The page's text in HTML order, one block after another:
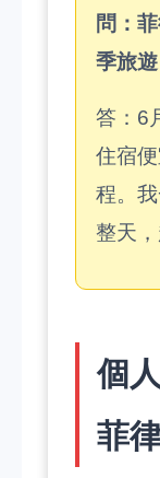
問：
季旅遊
答：6
住宿
程。
整天，
個
菲